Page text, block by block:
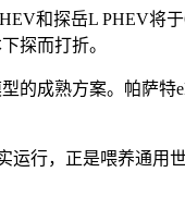
和探岳L PHEV将
探而打折。
的成熟方案。帕萨特
行，正是喂养通用世